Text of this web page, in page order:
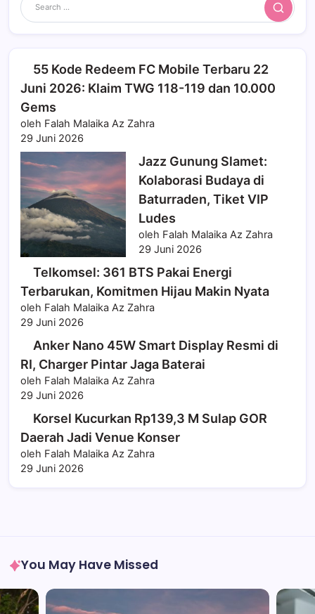
Search
55 Kode Redeem FC Mobile Terbaru 22
Juni 2026: Klaim TWG 118-119 dan 10.000
Gems
oleh Falah Malaika Az Zahra
29 Juni 2026
Jazz Gunung Slamet:
Kolaborasi Budaya di
Baturraden, Tiket VIP
Ludes
oleh Falah Malaika Az Zahra
29 Juni 2026
Telkomsel: 361 BTS Pakai Energi
Terbarukan, Komitmen Hijau Makin Nyata
oleh Falah Malaika Az Zahra
29 Juni 2026
Anker Nano 45W Smart Display Resmi di
RI, Charger Pintar Jaga Baterai
oleh Falah Malaika Az Zahra
29 Juni 2026
Korsel Kucurkan Rp139,3 M Sulap GOR
Daerah Jadi Venue Konser
oleh Falah Malaika Az Zahra
29 Juni 2026
You May Have Missed